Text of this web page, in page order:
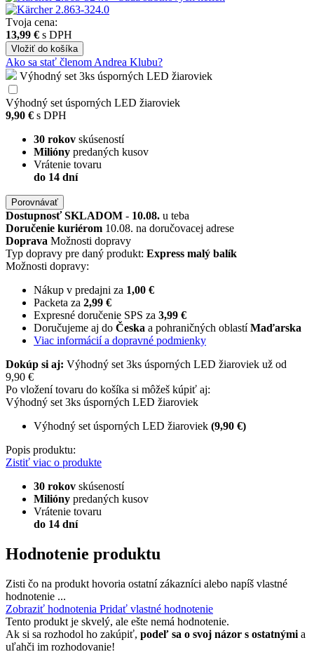
Tvoja cena:
13,99 € s DPH
Vložiť do košíka
Ako sa stať členom Andrea Klubu?
Výhodný set 3ks úsporných LED žiaroviek
Výhodný set úsporných LED žiaroviek
9,90 € s DPH
30 rokov skúseností
Milióny predaných kusov
Vrátenie tovaru
do 14 dní
Porovnávať
DostupnosťSKLADOM - 10.08. u teba
Doručenie kuriérom 10.08. na doručovacej adrese
Doprava Možnosti dopravy
Typ dopravy pre daný produkt: Express malý balík
Možnosti dopravy:
Nákup v predajni za 1,00 €
Packeta za 2,99 €
Expresné doručenie SPS za 3,99 €
Doručujeme aj do Česka a pohraničných oblastíMaďarska
Viac informácií a dopravné podmienky
Dokúp si aj: Výhodný set 3ks úsporných LED žiaroviek už od
9,90 €
Po vložení tovaru do košíka si môžeš kúpiť aj:
Výhodný set 3ks úsporných LED žiaroviek
Výhodný set úsporných LED žiaroviek (9,90 €)
Popis produktu:
Zistiť viac o produkte
30 rokov skúseností
Milióny predaných kusov
Vrátenie tovaru
do 14 dní
Hodnotenie produktu
Zisti čo na produkt hovoria ostatní zákazníci alebo napíš vlastné
hodnotenie ...
Zobraziť hodnotenia Pridať vlastné hodnotenie
Tento produkt je skvelý, ale ešte nemá hodnotenie.
Ak si sa rozhodol ho zakúpiť, podeľ sa o svoj názor s ostatnými a
uľahči im rozhodovanie!